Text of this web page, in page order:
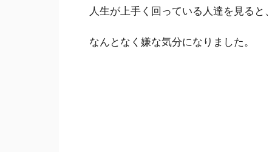
人生が上手く回っている人達を見ると
なんとなく嫌な気分になりました。